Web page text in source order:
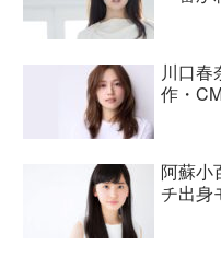
川口春
作・
阿蘇
チ出身